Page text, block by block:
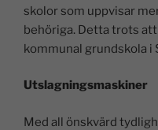
skolor som uppvisar
behöriga. Detta trots
kommunal grundskola i
Utslagningsmaskiner
Med all önskvärd